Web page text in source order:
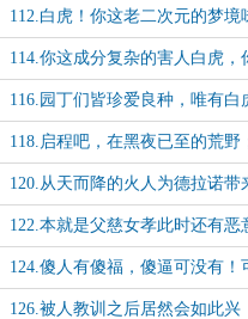
老克先吃
112.白虎！你这老二次元的梦境
儿不对啊！都做杂了
114.你这成分复杂的害人白虎，
到底要把我们的艾泽拉斯变成什么
啊！
116.园丁们皆珍爱良种，唯有白
老大哥关注着你们这些毒种，还不
谢谢
118.启程吧，在黑夜已至的荒野
奔跑吧，在兽群逐猎的尽头
120.从天而降的火人为德拉诺带
了希望！
122.本就是父慈女孝此时还有恶
推动，戴琳，危！
124.傻人有傻福，傻逼可没有！
笑的恶魔，月光中的老大姐盯着你
126.被人教训之后居然会如此兴